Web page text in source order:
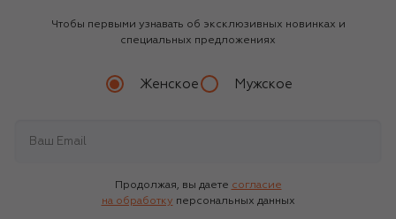
Чтобы первыми узнавать об эксклюзивных новинках и
специальных предложениях
Женское Мужское
Продолжая, вы даете согласие
на обработку персональных данных